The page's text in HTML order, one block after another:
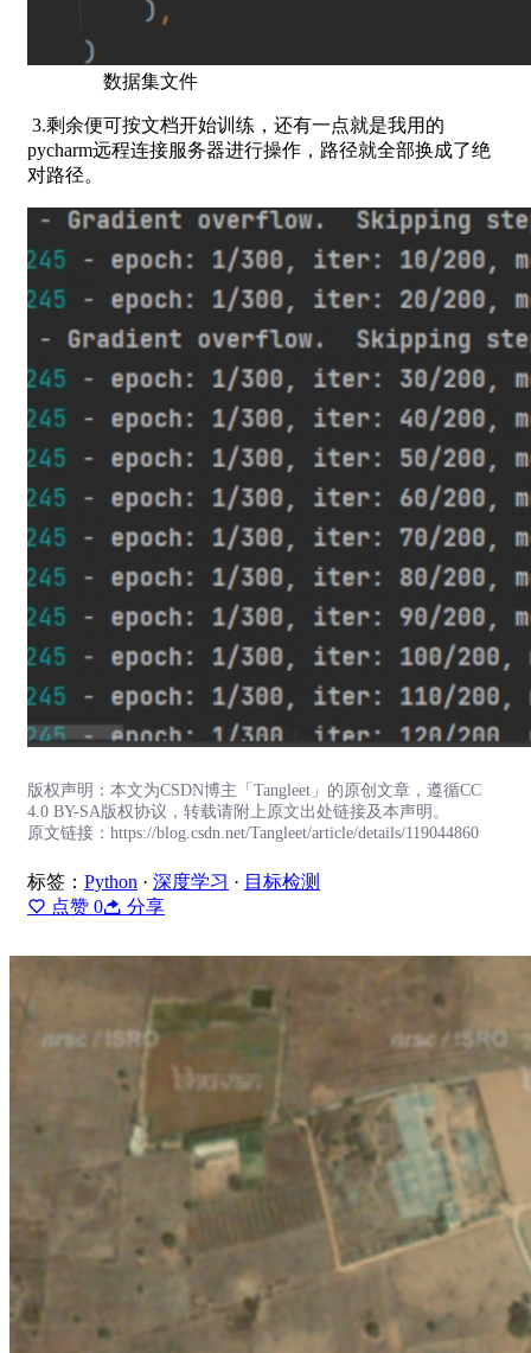
数据集文件
3.剩余便可按文档开始训练，还有一点就是我用的
pycharm远程连接服务器进行操作，路径就全部换成了绝
对路径。
版权声明：本文为CSDN博主「Tangleet」的原创文章，遵循CC
4.0 BY-SA版权协议，转载请附上原文出处链接及本声明。
原文链接：https://blog.csdn.net/Tangleet/article/details/119044860
标签： Python · 深度学习 · 目标检测
点赞 0 分享